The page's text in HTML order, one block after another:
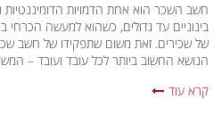
חשב השכר הוא אחת הדמויות הדומיננטיות
בינוניים עד גדולים, כשהוא למעשה
של שכירים. זאת משום שתפקידו של חשב
הנושא החשוב ביותר לכל עובד ועובד –
קרא עוד